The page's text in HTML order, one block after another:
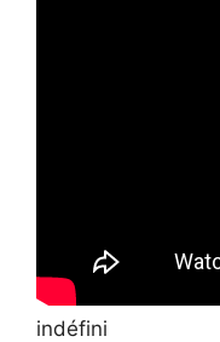
indéfini